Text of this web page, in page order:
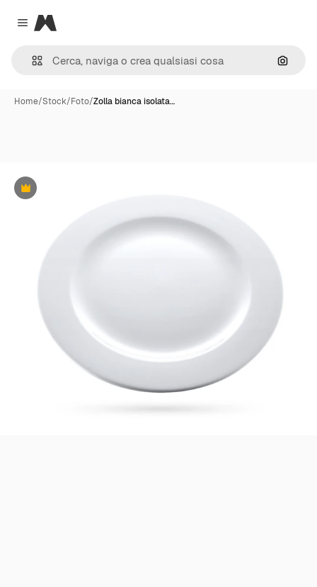
Close menu
Magnific
Cerca
Home/Stock/Foto/Zolla bianca isolata…
Premium